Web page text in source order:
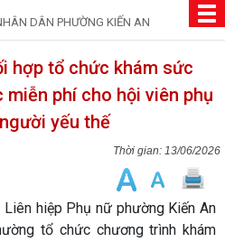
DÂN PHƯỜNG KIẾN AN
hợp tổ chức khám sức
miễn phí cho hội viên phụ
yếu thế
13/06/2026
hiệp Phụ nữ phường Kiến An
tổ chức chương trình khám